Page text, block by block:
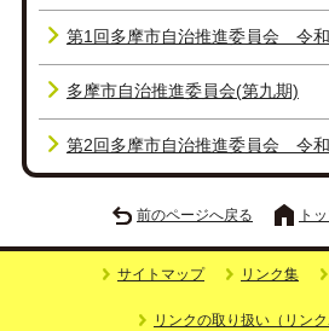
第1回多摩市自治推進委員会 令
多摩市自治推進委員会(第九期)
第2回多摩市自治推進委員会 令
前のページへ戻る ト
サイトマップ リンク集
リンクの取り扱い（リンク